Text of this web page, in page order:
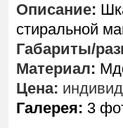
Описание:
стиральной
Габариты/
Материал:
Цена:
Галерея: 3